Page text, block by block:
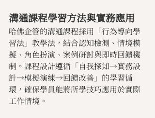
溝通課程學習方法與實務應用
哈佛企管的溝通課程採用「行為導向學
習法」教學法，結合認知檢測、情境模
擬、角色扮演、案例研討與即時回饋機
制。課程設計遵循「自我探知→實務設
計→模擬演練→回饋改善」的學習循
環，確保學員能將所學技巧應用於實際
工作情境。